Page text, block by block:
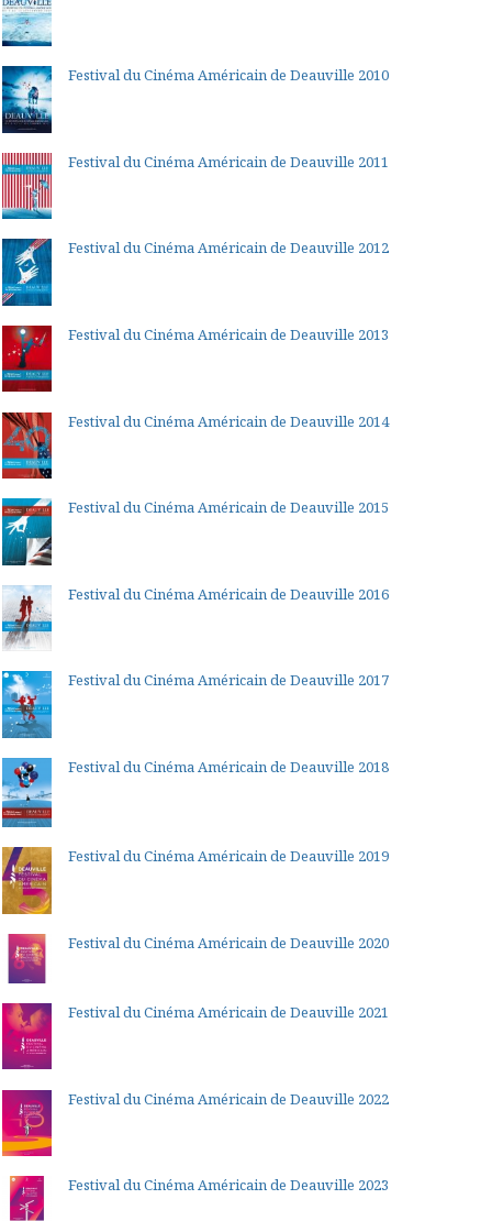
Festival du Cinéma Américain de Deauville 2010
Festival du Cinéma Américain de Deauville 2011
Festival du Cinéma Américain de Deauville 2012
Festival du Cinéma Américain de Deauville 2013
Festival du Cinéma Américain de Deauville 2014
Festival du Cinéma Américain de Deauville 2015
Festival du Cinéma Américain de Deauville 2016
Festival du Cinéma Américain de Deauville 2017
Festival du Cinéma Américain de Deauville 2018
Festival du Cinéma Américain de Deauville 2019
Festival du Cinéma Américain de Deauville 2020
Festival du Cinéma Américain de Deauville 2021
Festival du Cinéma Américain de Deauville 2022
Festival du Cinéma Américain de Deauville 2023